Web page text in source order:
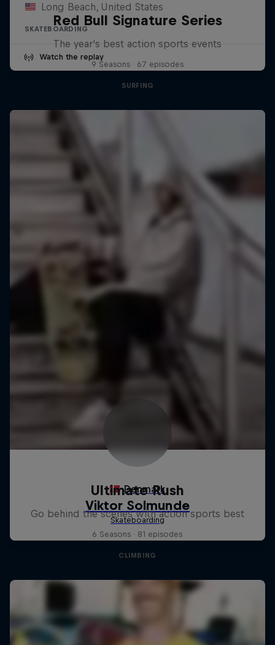
Long Beach, United States
SKATEBOARDING
Watch the replay
Red Bull Signature Series
The year's best action sports events
9 Seasons · 67 episodes
SURFING
Ultimate Rush
Go behind the scenes with action sports best
6 Seasons · 81 episodes
CLIMBING